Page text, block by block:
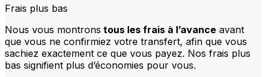
Frais plus bas
Nous vous montrons tous les frais à l’avance avant
que vous ne confirmiez votre transfert, afin que vous
sachiez exactement ce que vous payez. Nos frais plus
bas signifient plus d’économies pour vous.